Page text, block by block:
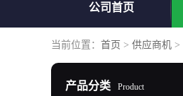
公司首页
当前位置： 首页 > 供应商机 >
产品分类 Product